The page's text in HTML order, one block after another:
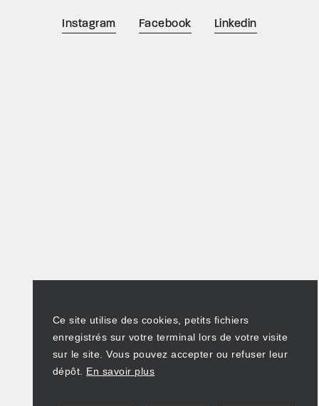
Instagram Facebook Linkedin
Ce site utilise des cookies, petits fichiers
enregistrés sur votre terminal lors de votre visite
sur le site. Vous pouvez accepter ou refuser leur
dépôt. En savoir plus